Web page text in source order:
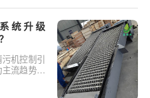
统升级
机控制引
流趋势。
，无法实